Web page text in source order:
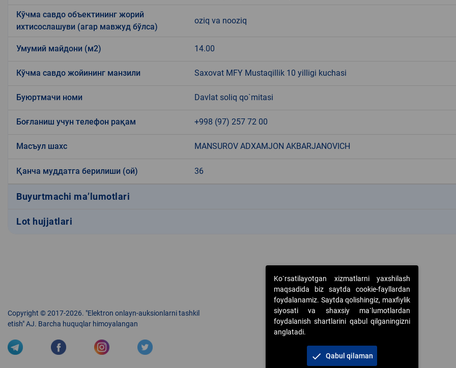
Кўчма савдо объектининг жорий
ихтисослашуви (агар мавжуд бўлса)
oziq va nooziq
Умумий майдони (м2) 14.00
Кўчма савдо жойининг манзили Saxovat MFY Mustaqillik 10 yilligi kuchasi
Буюртмачи номи Davlat soliq qo`mitasi
Боғланиш учун телефон рақам +998 (97) 257 72 00
Масъул шахс MANSUROV ADXAMJON AKBARJANOVICH
Қанча муддатга берилиши (ой) 36
Buyurtmachi ma’lumotlari
Lot hujjatlari
Copyright © 2017-2026. "Elektron onlayn-auksionlarni tashkil
etish" AJ. Barcha huquqlar himoyalangan
Ko`rsatilayotgan xizmatlarni yaxshilash
maqsadida biz saytda cookie-fayllardan
foydalanamiz. Saytda qolishingiz, maxfiylik
siyosati va shaxsiy ma`lumotlardan
foydalanish shartlarini qabul qilganingizni
anglatadi.
check Qabul qilaman